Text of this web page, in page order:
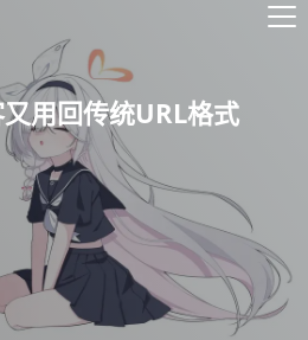
用回传统URL格式